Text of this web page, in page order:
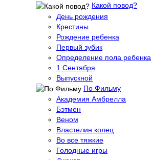
Какой повод?
День рождения
Крестины
Рождение ребенка
Первый зубик
Определение пола ребенка
1 Сентября
Выпускной
По Фильму
Академия Амбрелла
Бэтмен
Веном
Властелин колец
Во все тяжкие
Голодные игры